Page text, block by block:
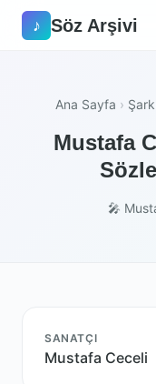
♪ Söz Arşivi
Ana Sayfa ›
Mustafa
🎤
SANATÇI
Mustafa Ceceli